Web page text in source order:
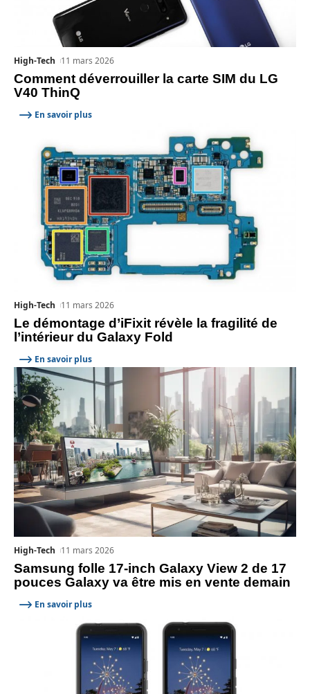
Comment déverrouiller la carte SIM du LG
V40 ThinQ
High-Tech 11 mars 2026
En savoir plus
Le démontage d’iFixit révèle la fragilité de
l’intérieur du Galaxy Fold
High-Tech 11 mars 2026
En savoir plus
Samsung folle 17-inch Galaxy View 2 de 17
pouces Galaxy va être mis en vente demain
High-Tech 11 mars 2026
En savoir plus